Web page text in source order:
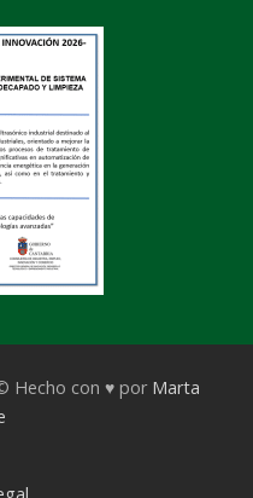
Hecho con ♥ por Marta